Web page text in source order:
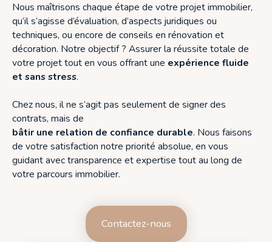
Nous maîtrisons chaque étape de votre projet immobilier,
qu’il s’agisse d’évaluation, d’aspects juridiques ou
techniques, ou encore de conseils en rénovation et
décoration. Notre objectif ? Assurer la réussite totale de
votre projet tout en vous offrant une expérience fluide
et sans stress.
Chez nous, il ne s’agit pas seulement de signer des
contrats, mais de
bâtir une relation de confiance durable. Nous faisons
de votre satisfaction notre priorité absolue, en vous
guidant avec transparence et expertise tout au long de
votre parcours immobilier.
Contactez-nous